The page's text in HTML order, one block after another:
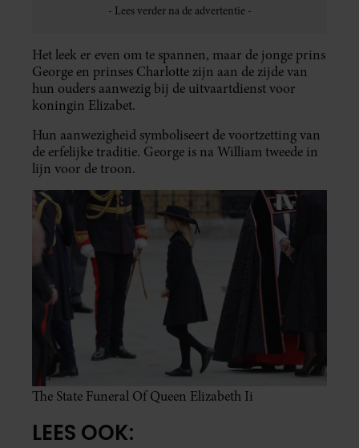
Het leek er even om te spannen, maar de jonge prins
George en prinses Charlotte zijn aan de zijde van
hun ouders aanwezig bij de uitvaartdienst voor
koningin Elizabet.
Hun aanwezigheid symboliseert de voortzetting van
de erfelijke traditie. George is na William tweede in
lijn voor de troon.
The State Funeral Of Queen Elizabeth Ii
LEES OOK: